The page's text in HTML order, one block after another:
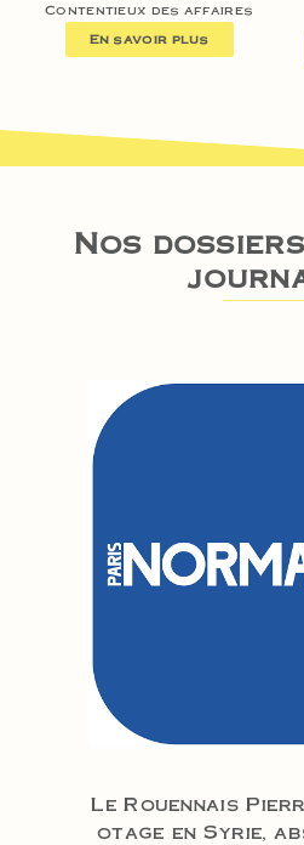
Contentieux des affaires
En savoir plus
Nos
Le Rouennais
otage en Syrie,